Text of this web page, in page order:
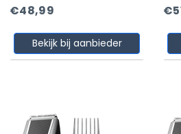
€48,99
Bekijk bij aanbieder